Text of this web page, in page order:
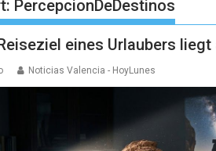
PercepcionDeDestinos
eines Urlaubers
Noticias Valencia - HoyLunes